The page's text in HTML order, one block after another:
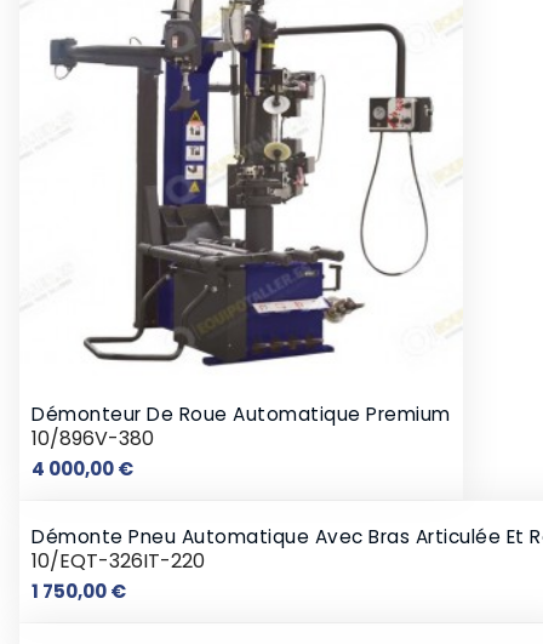
Démonteur De Roue Automatique Premium
10/896V-380
4 000,00 €Prix
Démonte Pneu Automatique Avec Bras Articulée Et
10/EQT-326IT-220
1 750,00 €Prix